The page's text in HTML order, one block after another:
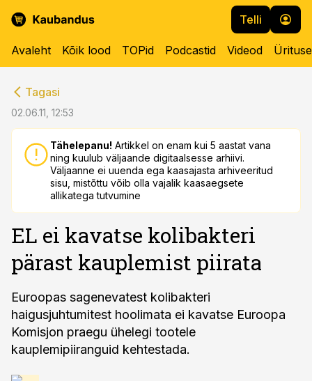
Telli
Avaleht Kõik lood TOPid Podcastid Videod
Tagasi
02.06.11, 12:53
Tähelepanu! Artikkel on enam kui 5 aastat vana
ning kuulub väljaande digitaalsesse arhiivi.
Väljaanne ei uuenda ega kaasajasta arhiveeritud
sisu, mistõttu võib olla vajalik kaasaegsete
allikatega tutvumine
EL ei kavatse kolibakteri
pärast kauplemist piirata
Euroopas sagenevatest kolibakteri
haigusjuhtumitest hoolimata ei kavatse Euroopa
Komisjon praegu ühelegi tootele
kauplemipiiranguid kehtestada.